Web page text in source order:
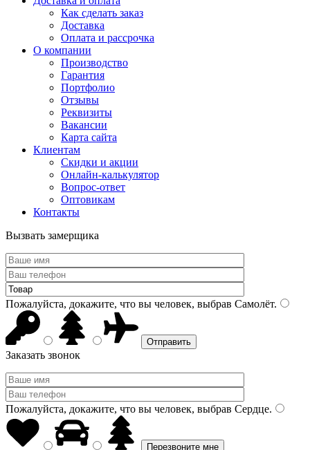
Как сделать заказ
Доставка
Оплата и рассрочка
О компании
Производство
Гарантия
Портфолио
Отзывы
Реквизиты
Вакансии
Карта сайта
Клиентам
Скидки и акции
Онлайн-калькулятор
Вопрос-ответ
Оптовикам
Контакты
Вызвать замерщика
Пожалуйста, докажите, что вы человек, выбрав Самолёт.
Заказать звонок
Пожалуйста, докажите, что вы человек, выбрав Сердце.